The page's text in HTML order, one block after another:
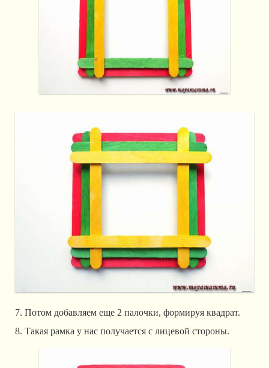
7. Потом добавляем еще 2 палочки, формируя квадрат.
8. Такая рамка у нас получается с лицевой стороны.